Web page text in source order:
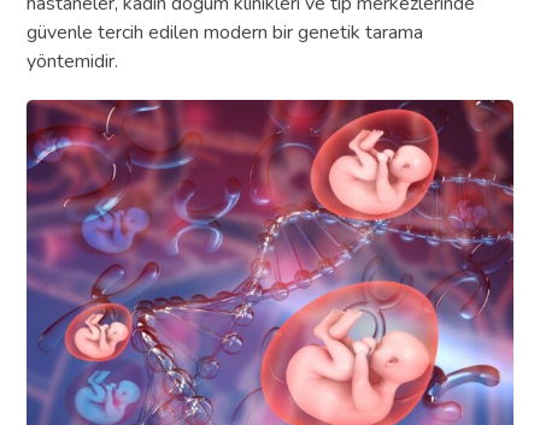
güvenle tercih edilen modern bir genetik tarama
yöntemidir.